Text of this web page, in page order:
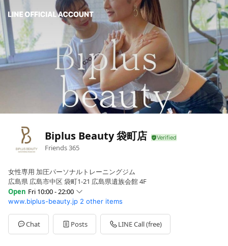
Biplus Beauty 袋町店
Friends365
女性専用 加圧パーソナルトレーニングジム
広島県 広島市中区 袋町1-21 広島県遺族会館 4F
Open Fri 10:00 - 22:00
Sun10:00 - 18:30
Mon10:00 - 22:00
TueClosed
Wed10:00 - 22:00
www.biplus-beauty.jp 2 other items
Chat Posts LINE Call (free)